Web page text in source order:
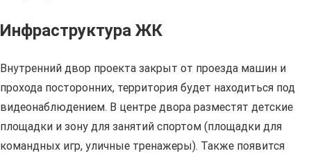
Инфраструктура ЖК
Внутренний двор проекта закрыт от проезда машин и
прохода посторонних, территория будет находиться под
видеонаблюдением. В центре двора разместят детские
площадки и зону для занятий спортом (площадки для
командных игр, уличные тренажеры). Также появится